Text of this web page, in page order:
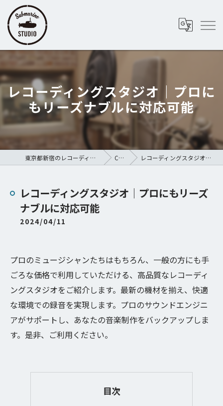
レコーディングスタジオ｜プロに
もリーズナブルに対応可能
東京都新宿のレコーディングスタジオならSubmarine STUDIO COLUMN レコーディングスタジオ｜プロにもリーズナブルに対応可能
レコーディングスタジオ｜プロにもリーズ
ナブルに対応可能
2024/04/11
プロのミュージシャンたちはもちろん、一般の方にも手
ごろな価格で利用していただける、高品質なレコーディ
ングスタジオをご紹介します。最新の機材を揃え、快適
な環境での録音を実現します。プロのサウンドエンジニ
アがサポートし、あなたの音楽制作をバックアップしま
す。是非、ご利用ください。
目次